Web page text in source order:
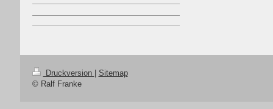
Druckversion | Sitemap
© Ralf Franke